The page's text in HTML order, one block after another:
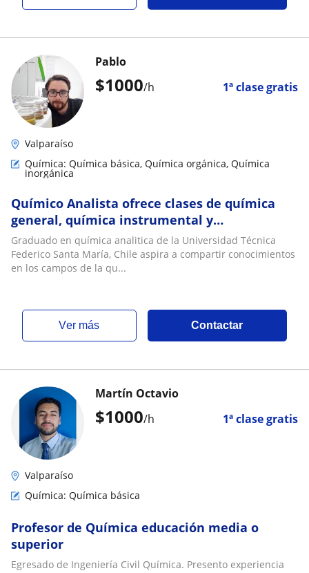
$1000/h 1ª clase gratis
Pablo
Valparaíso
Química: Química básica, Química orgánica, Química
inorgánica
Químico Analista ofrece clases de química
general, química instrumental y
metodologías analíticas
Graduado en química analitica de la Universidad Técnica
Federico Santa María, Chile aspira a compartir conocimientos
en los campos de la qu...
ver más Contactar
$1000/h 1ª clase gratis
Martín Octavio
Valparaíso
Química: Química básica
Profesor de Química educación media o
superior
Egresado de Ingeniería Civil Química. Presento experiencia